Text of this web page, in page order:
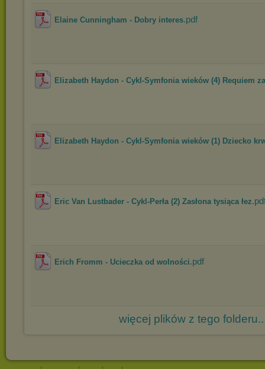
Elaine Cunningham - Dobry interes.pdf
Elizabeth Haydon - Cykl-Symfonia wieków (4) Requiem
Elizabeth Haydon - Cykl-Symfonia wieków (1) Dziecko
Eric Van Lustbader - Cykl-Perła (2) Zasłona tysiąca łez
Erich Fromm - Ucieczka od wolności.pdf
więcej plików z tego